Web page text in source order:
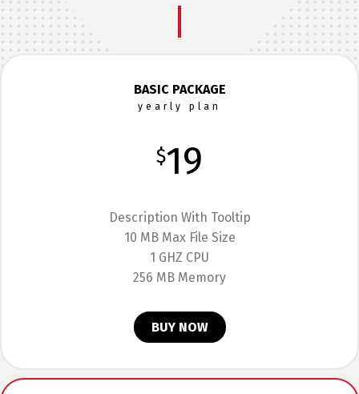
BASIC PACKAGE
yearly plan
$19
Description With Tooltip
10 MB Max File Size
1 GHZ CPU
256 MB Memory
BUY NOW